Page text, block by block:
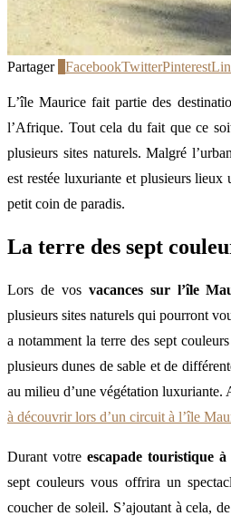
Partager FacebookTwitterPinterest
L’île Maurice fait partie des
l’Afrique. Tout cela du fait que ce
plusieurs sites naturels. Malgré
est restée luxuriante et plusieurs lieux
petit coin de paradis.
La terre des sept
Lors de vos vacances sur l’île
plusieurs sites naturels qui pourront
a notamment la terre des sept
plusieurs dunes de sable et de
au milieu d’une végétation luxuriante.
à découvrir lors d’un circuit à l’île
Durant votreescapade touristique
sept couleurs vous offrira un
coucher de soleil. S’ajoutant à cela,